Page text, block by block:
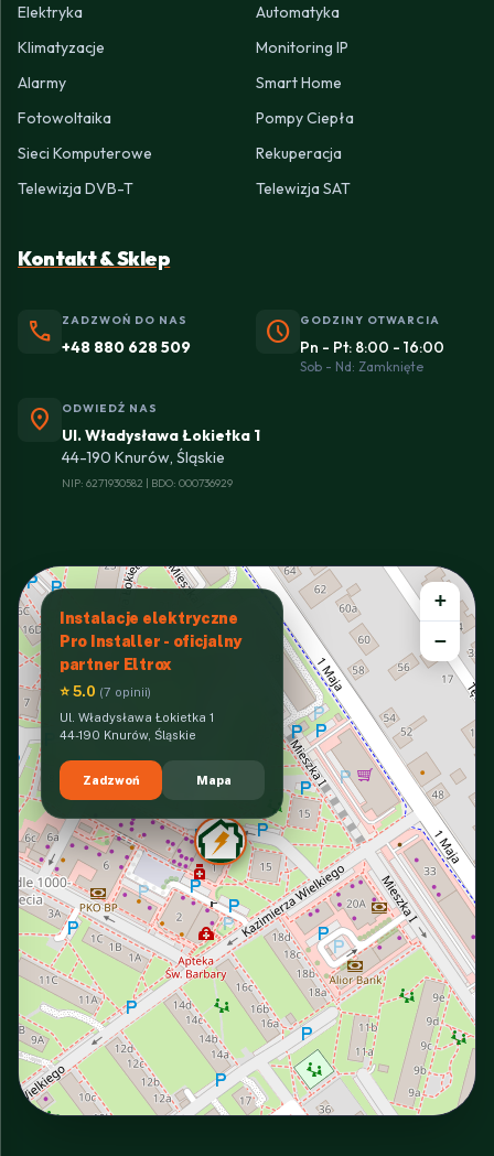
Elektryka
Automatyka
Klimatyzacje
Monitoring IP
Alarmy
Smart Home
Fotowoltaika
Pompy Ciepła
Sieci Komputerowe
Rekuperacja
Telewizja DVB-T
Telewizja SAT
Kontakt & Sklep
phone ZADZWOŃ DO NAS
+48 880 628 509 schedule GODZINY OTWARCIA
Pn - Pt: 8:00 - 16:00
Sob - Nd: Zamknięte
location_on ODWIEDŹ NAS
Ul. Władysława Łokietka 1
44-190 Knurów, Śląskie
NIP: 6271930582 | BDO: 000736929
Instalacje elektryczne
Pro Installer - oficjalny
partner Eltrox
⭐ 5.0 (7 opinii)
Ul. Władysława Łokietka 1
44-190 Knurów, Śląskie
Zadzwoń Mapa
+
−
INTERACTIVE VIEW